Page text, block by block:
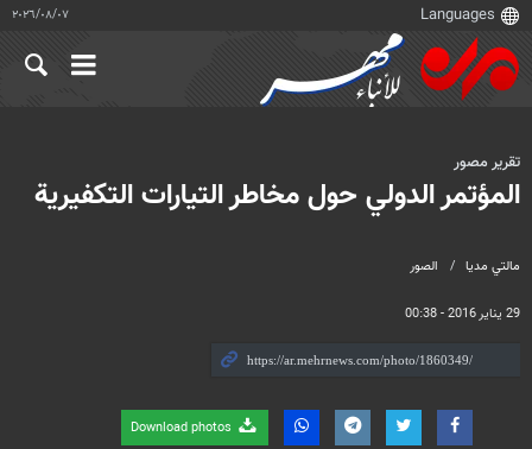
٠٧‏/٠٨‏/٢٠٢٦
مالتي مدیا الصور
29 يناير 2016 - 00:38
تقرير مصور
المؤتمر الدولي حول مخاطر التيارات التكفيرية